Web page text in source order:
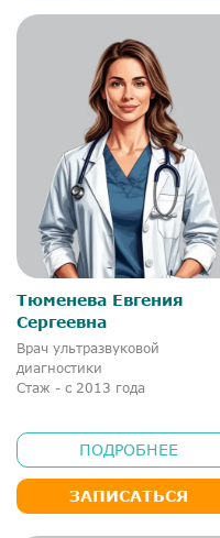
Тюменева Евгения
Сергеевна
Врач ультразвуковой
диагностики
Стаж - с 2013 года
ПОДРОБНЕЕ
ЗАПИСАТЬСЯ